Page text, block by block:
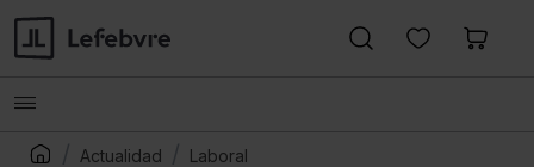
Actualidad
Laboral